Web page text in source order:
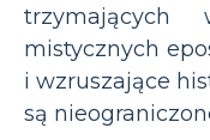
mistycznych
i wzruszające
są